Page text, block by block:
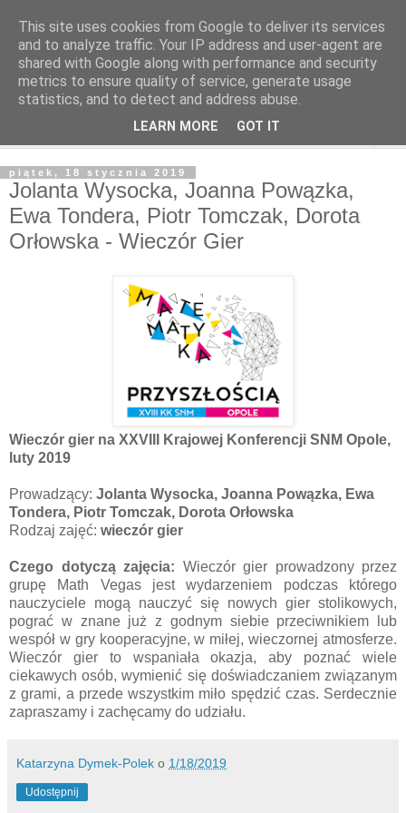
piątek, 18 stycznia 2019
Jolanta Wysocka, Joanna Powązka,
Ewa Tondera, Piotr Tomczak, Dorota
Orłowska - Wieczór Gier
Wieczór gier na XXVIII Krajowej Konferencji SNM Opole,
luty 2019
Prowadzący: Jolanta Wysocka, Joanna Powązka, Ewa
Tondera, Piotr Tomczak, Dorota Orłowska
Rodzaj zajęć: wieczór gier
Czego dotyczą zajęcia: Wieczór gier prowadzony przez
grupę Math Vegas jest wydarzeniem podczas którego
nauczyciele mogą nauczyć się nowych gier stolikowych,
pograć w znane już z godnym siebie przeciwnikiem lub
wespół w gry kooperacyjne, w miłej, wieczornej atmosferze.
Wieczór gier to wspaniała okazja, aby poznać wiele
ciekawych osób, wymienić się doświadczaniem związanym
z grami, a przede wszystkim miło spędzić czas. Serdecznie
zapraszamy i zachęcamy do udziału.
Katarzyna Dymek-Polek o 1/18/2019
Udostępnij
This site uses cookies from Google to deliver its services
and to analyze traffic. Your IP address and user-agent are
shared with Google along with performance and security
metrics to ensure quality of service, generate usage
statistics, and to detect and address abuse.
LEARN MORE GOT IT